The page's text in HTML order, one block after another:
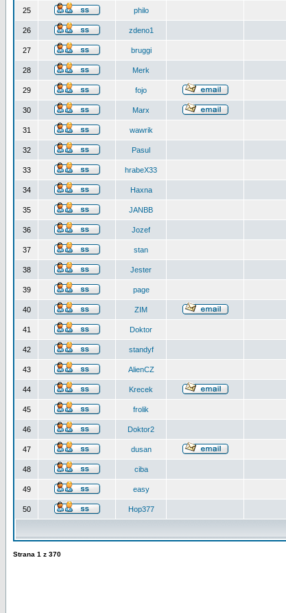
25 philo
26 zdeno1
27 bruggi
28 Merk
29 fojo
30 Marx
31 wawrik
32 Pasul
33 hrabeX33
34 Haxna
35 JANBB
36 Jozef
37 stan
38 Jester
39 page
40 ZIM
41 Doktor
42 standyf
43 AlienCZ
44 Krecek
45 frolik
46 Doktor2
47 dusan
48 ciba
49 easy
50 Hop377
Strana 1 z 370